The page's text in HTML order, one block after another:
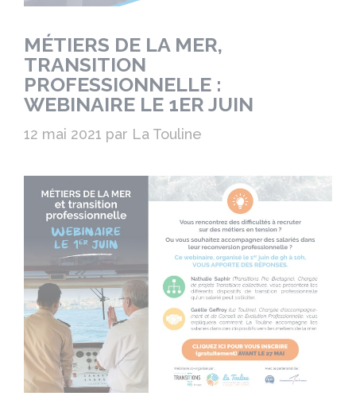
MÉTIERS DE LA MER,
TRANSITION
PROFESSIONNELLE :
WEBINAIRE LE 1ER JUIN
12 mai 2021 par La Touline